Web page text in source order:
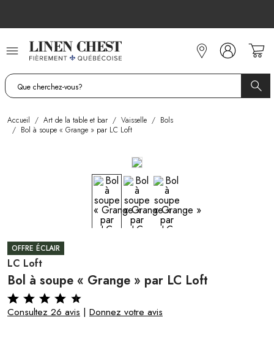
contenu
Accueil / Art de la table et bar / Vaisselle / Bols
/ Bol à soupe « Grange » par LC Loft
OFFRE ÉCLAIR
LC Loft
Bol à soupe « Grange » par LC Loft
Consultez 26 avis | Donnez votre avis